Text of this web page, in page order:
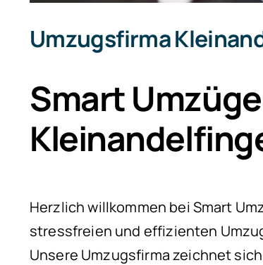
Umzugsfirma
Smart
Herzlich willkommen bei Smart
stressfreien und effizienten
Unsere Umzugsfirma zeichnet